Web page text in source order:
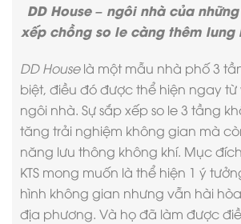
DD House – ngôi nhà của
xếp chồng so le càng thêm lung
DD Houselà mộtmẫu nhà phố 3
biệt, điều đó được thể hiện ngay
ngôi nhà. Sự sắp xếp so le 3 tầng
tăng trải nghiệm không gian mà
năng lưu thông không khí. Mục
KTS mong muốn là thể hiện 1 ý
hình không gian nhưng vẫn hài
địa phương. Và họ đã làm được